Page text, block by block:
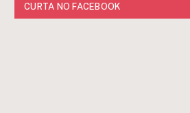
CURTA NO FACEBOOK